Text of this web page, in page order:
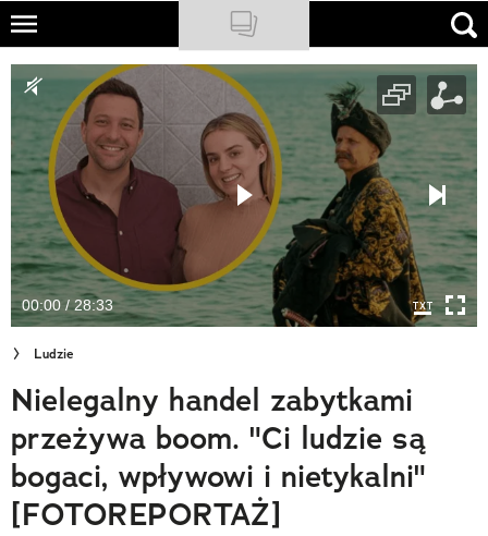
Skip
main
content
NATIONAL GEOGRAPHIC
TRAVELER
PODCASTY
Sklep
Newsletter
Cuda Polski
Wielki Konkurs Fotograficzny
Trendbook Podróżniczy
Polecane
00:00 / 28:33
Ludzie
Nielegalny handel zabytkami
przeżywa boom. "Ci ludzie są
bogaci, wpływowi i nietykalni"
[FOTOREPORTAŻ]